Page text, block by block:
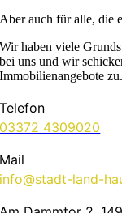
Aber auch für alle, die
Wir haben viele
bei uns und wir
Immobilienangebote zu.
Telefon
03372 4309020
Mail
info@stadt-land-